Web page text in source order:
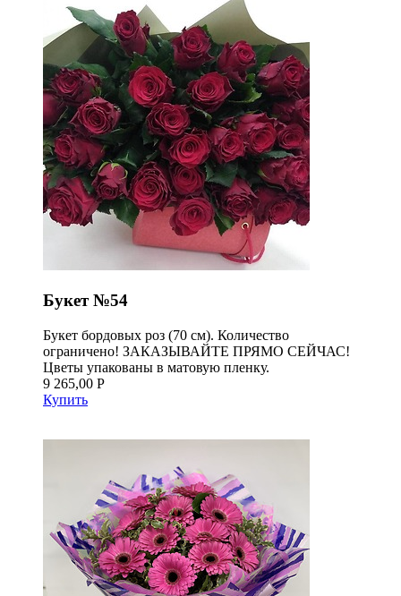
Букет №54
Букет бордовых роз (70 см). Количество
ограничено! ЗАКАЗЫВАЙТЕ ПРЯМО СЕЙЧАС!
Цветы упакованы в матовую пленку.
9 265,00 Р
Купить